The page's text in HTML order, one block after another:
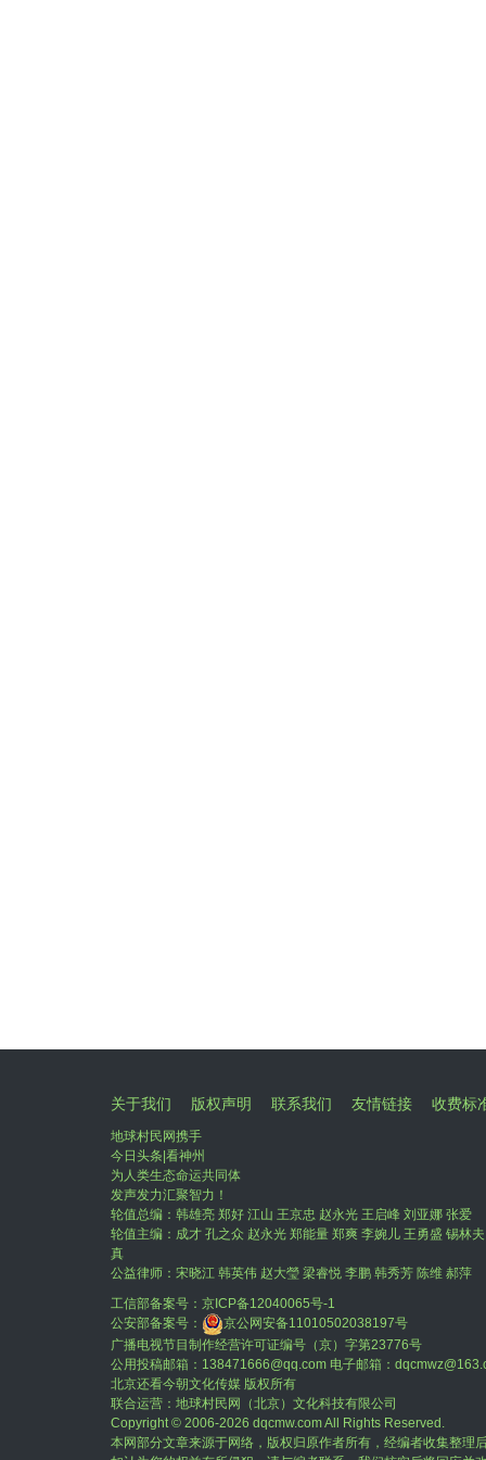
关于我们 版权声明 联系我们 友情链接 收费标
地球村民网携手
今日头条|看神州
为人类生态命运共同体
发声发力汇聚智力！
轮值总编：韩雄亮 郑好 江山 王京忠 赵永光 王启峰 刘亚娜 张爱
轮值主编：成才 孔之众 赵永光 郑能量 郑爽 李婉儿 王勇盛 锡林
真
公益律师：宋晓江 韩英伟 赵大瑩 梁睿悦 李鹏 韩秀芳 陈维 郝萍
工信部备案号： 京ICP备12040065号-1
公安部备案号：
京公网安备11010502038197号
广播电视节目制作经营许可证编号（京）字第23776号
公用投稿邮箱：138471666@qq.com 电子邮箱：
北京还看今朝文化传媒 版权所有
联合运营：地球村民网（北京）文化科技有限公司
Copyright © 2006-2026 dqcmw.com All Rights Reserved.
本网部分文章来源于网络，版权归原作者所有，经编者收集整理